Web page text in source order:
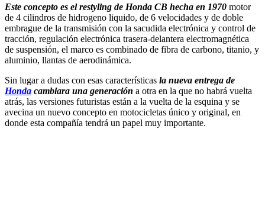
Este concepto es el restyling de Honda CB hecha en 1970 motor
de 4 cilindros de hidrogeno liquido, de 6 velocidades y de doble
embrague de la transmisión con la sacudida electrónica y control de
tracción, regulación electrónica trasera-delantera electromagnética
de suspensión, el marco es combinado de fibra de carbono, titanio, y
aluminio, llantas de aerodinámica.
Sin lugar a dudas con esas características la nueva entrega de
Honda cambiara una generación a otra en la que no habrá vuelta
atrás, las versiones futuristas están a la vuelta de la esquina y se
avecina un nuevo concepto en motocicletas único y original, en
donde esta compañía tendrá un papel muy importante.